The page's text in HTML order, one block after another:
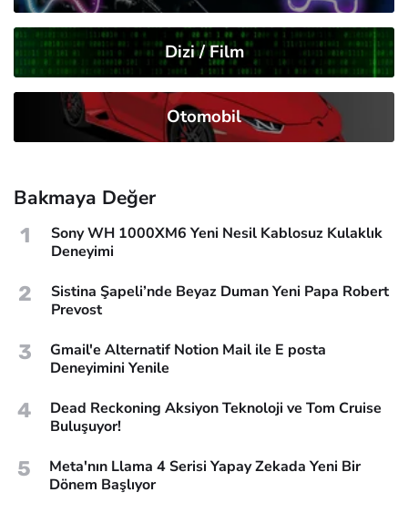
Dizi / Film
Otomobil
Bakmaya Değer
1
Sony WH 1000XM6 Yeni Nesil Kablosuz Kulaklık
Deneyimi
2
Sistina Şapeli’nde Beyaz Duman Yeni Papa Robert
Prevost
3
Gmail'e Alternatif Notion Mail ile E posta
Deneyimini Yenile
4
Dead Reckoning Aksiyon Teknoloji ve Tom Cruise
Buluşuyor!
5
Meta'nın Llama 4 Serisi Yapay Zekada Yeni Bir
Dönem Başlıyor